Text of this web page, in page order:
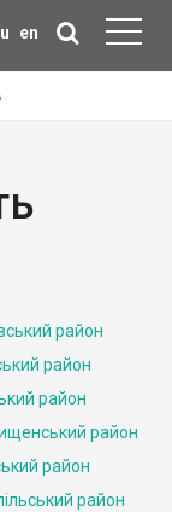
en
район
район
район
район
район
район